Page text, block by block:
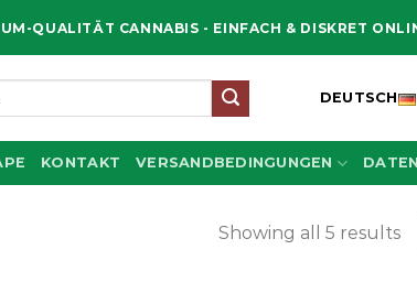
QUALITÄT CANNABIS - EINFACH & DISKRET
DEUTSCH
KONTAKT VERSANDBEDINGUNGEN
Showing all 5 results